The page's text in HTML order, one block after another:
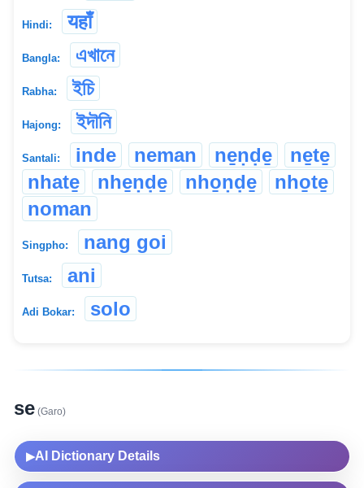
Hindi: यहाँ
Bangla: এখানে
Rabha: ইচি
Hajong: ইদৗনি
Santali: inde neman ne̱ṇḍe̱
ne̱te̱
nhate̱
nhe̱ṇḍe̱ nho̱ṇḍe̱
nho̱te̱
noman
Singpho: nang goi
Tutsa: ani
Adi Bokar: solo
se (Garo)
▶AI Dictionary Details